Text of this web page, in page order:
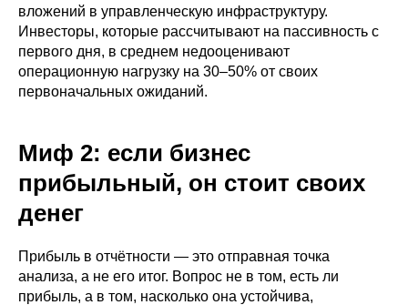
вложений в управленческую инфраструктуру.
Инвесторы, которые рассчитывают на пассивность с
первого дня, в среднем недооценивают
операционную нагрузку на 30–50% от своих
первоначальных ожиданий.
Миф 2: если бизнес
прибыльный, он стоит своих
денег
Прибыль в отчётности — это отправная точка
анализа, а не его итог. Вопрос не в том, есть ли
прибыль, а в том, насколько она устойчива,